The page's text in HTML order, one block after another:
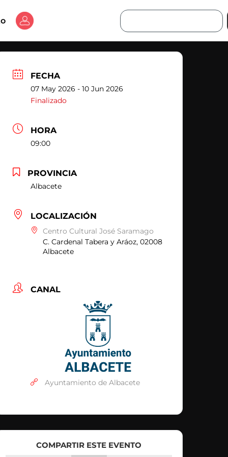
Buscar
FECHA
07 May 2026 - 10 Jun 2026
Finalizado
HORA
09:00
PROVINCIA
Albacete
LOCALIZACIÓN
Centro Cultural José Saramago
C. Cardenal Tabera y Aráoz, 02008
Albacete
CANAL
Ayuntamiento de Albacete
COMPARTIR ESTE EVENTO